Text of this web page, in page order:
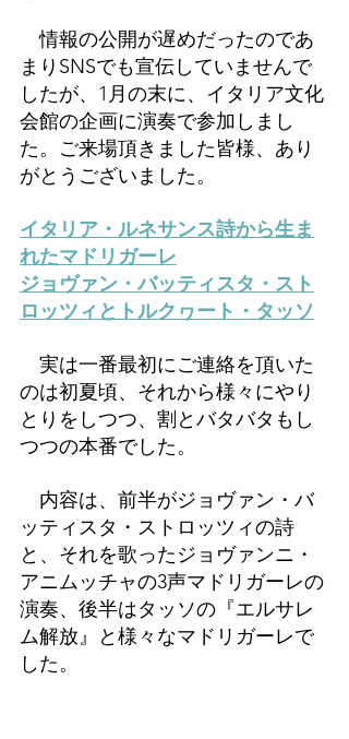
情報の公開が遅めだったのであ
まりSNSでも宣伝していませんで
したが、1月の末に、イタリア文化
会館の企画に演奏で参加しまし
た。ご来場頂きました皆様、あり
がとうございました。
イタリア・ルネサンス詩から生ま
れたマドリガーレ
ジョヴァン・バッティスタ・スト
ロッツィとトルクヮート・タッソ
実は一番最初にご連絡を頂いた
のは初夏頃、それから様々にやり
とりをしつつ、割とバタバタもし
つつの本番でした。
内容は、前半がジョヴァン・バ
ッティスタ・ストロッツィの詩
と、それを歌ったジョヴァンニ・
アニムッチャの3声マドリガーレの
演奏、後半はタッソの『エルサレ
ム解放』と様々なマドリガーレで
した。